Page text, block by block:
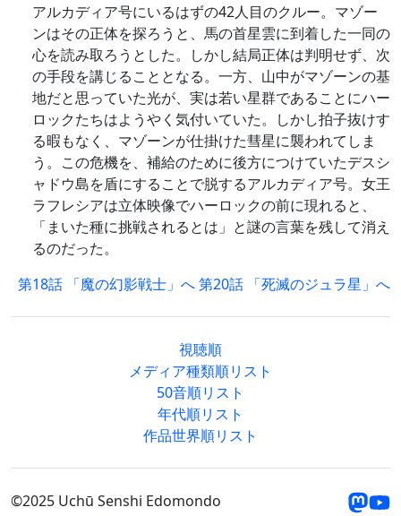
アルカディア号にいるはずの42人目のクルー。マゾー
ンはその正体を探ろうと、馬の首星雲に到着した一同の
心を読み取ろうとした。しかし結局正体は判明せず、次
の手段を講じることとなる。一方、山中がマゾーンの基
地だと思っていた光が、実は若い星群であることにハー
ロックたちはようやく気付いていた。しかし拍子抜けす
る暇もなく、マゾーンが仕掛けた彗星に襲われてしま
う。この危機を、補給のために後方につけていたデスシ
ャドウ島を盾にすることで脱するアルカディア号。女王
ラフレシアは立体映像でハーロックの前に現れると、
「まいた種に挑戦されるとは」と謎の言葉を残して消え
るのだった。
第18話 「魔の幻影戦士」へ第20話 「死滅のジュラ星」へ
視聴順
メディア種類順リスト
50音順リスト
年代順リスト
作品世界順リスト
©2025 Uchū Senshi Edomondo